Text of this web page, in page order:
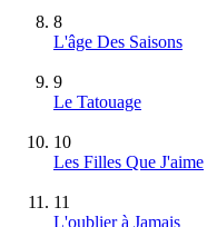
8
L'âge Des Saisons
9
Le Tatouage
10
Les Filles Que J'aime
11
L'oublier à Jamais